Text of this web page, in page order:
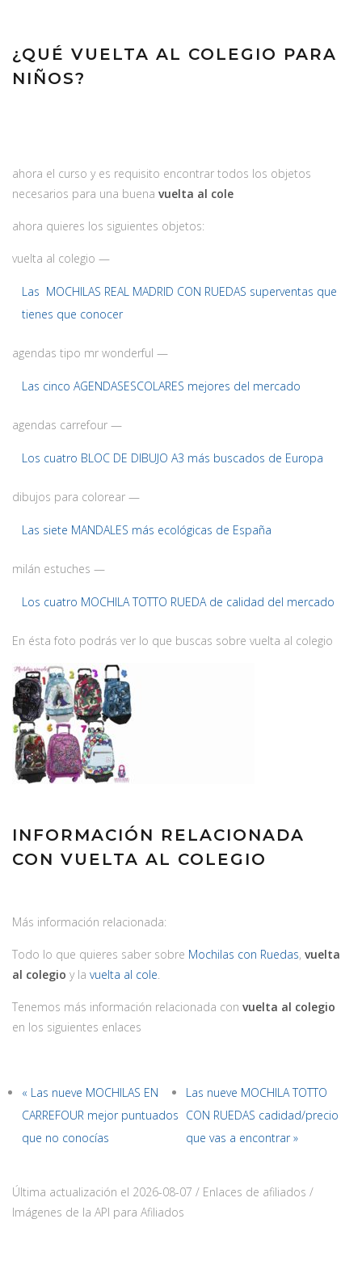
¿QUÉ VUELTA AL COLEGIO PARA
NIÑOS?
ahora el curso y es requisito encontrar todos los objetos
necesarios para una buena vuelta al cole
ahora quieres los siguientes objetos:
vuelta al colegio —
Las MOCHILAS REAL MADRID CON RUEDAS superventas que
tienes que conocer
agendas tipo mr wonderful —
Las cinco AGENDASESCOLARES mejores del mercado
agendas carrefour —
Los cuatro BLOC DE DIBUJO A3 más buscados de Europa
dibujos para colorear —
Las siete MANDALES más ecológicas de España
milán estuches —
Los cuatro MOCHILA TOTTO RUEDA de calidad del mercado
En ésta foto podrás ver lo que buscas sobre vuelta al colegio
INFORMACIÓN RELACIONADA
CON VUELTA AL COLEGIO
Más información relacionada:
Todo lo que quieres saber sobre Mochilas con Ruedas, vuelta
al colegio y la vuelta al cole.
Tenemos más información relacionada con vuelta al colegio
en los siguientes enlaces
« Las nueve MOCHILAS EN
CARREFOUR mejor puntuados
que no conocías
Las nueve MOCHILA TOTTO
CON RUEDAS cadidad/precio
que vas a encontrar »
Última actualización el 2026-08-07 / Enlaces de afiliados /
Imágenes de la API para Afiliados